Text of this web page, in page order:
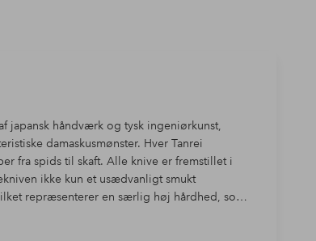
japansk håndværk og tysk ingeniørkunst,
damaskusmønster. Hver Tanrei
fra spids til skaft. Alle knive er fremstillet i
ikke kun et usædvanligt smukt
repræsenterer en særlig høj hårdhed, som